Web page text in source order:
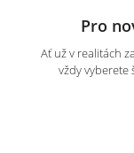
Pro
Ať už v realitách
vždy vyberete